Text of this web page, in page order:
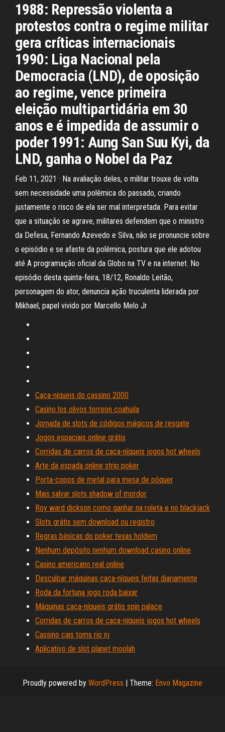
1988: Repressão violenta a
protestos contra o regime militar
gera críticas internacionais
1990: Liga Nacional pela
Democracia (LND), de oposição
ao regime, vence primeira
eleição multipartidária em 30
anos e é impedida de assumir o
poder 1991: Aung San Suu Kyi, da
LND, ganha o Nobel da Paz
Feb 11, 2021 · Na avaliação deles, o militar trouxe de volta
sem necessidade uma polêmica do passado, criando
justamente o risco de ela ser mal interpretada. Para evitar
que a situação se agrave, militares defendem que o ministro
da Defesa, Fernando Azevedo e Silva, não se pronuncie sobre
o episódio e se afaste da polêmica, postura que ele adotou
até A programação oficial da Globo na TV e na internet. No
episódio desta quinta-feira, 18/12, Ronaldo Leitão,
personagem do ator, denuncia ação truculenta liderada por
Mikhael, papel vivido por Marcello Melo Jr
Caça-níqueis do cassino 2000
Casino los olivos torreon coahuila
Jornada de slots de códigos mágicos de resgate
Jogos espaciais online grátis
Corridas de carros de caça-níqueis jogos hot wheels
Arte da espada online strip poker
Porta-copos de metal para mesa de pôquer
Mais salvar slots shadow of mordor
Roy ward dickson como ganhar na roleta e no blackjack
Slots grátis sem download ou registro
Regras básicas do poker texas holdem
Nenhum depósito nenhum download casino online
Casino americano real online
Desculpar máquinas caça-níqueis feitas diariamente
Roda da fortuna jogo roda baixar
Máquinas caça-níqueis grátis spin palace
Corridas de carros de caça-níqueis jogos hot wheels
Cassino cais toms rio nj
Aplicativo de slot planet moolah
Proudly powered by WordPress | Theme: Envo Magazine